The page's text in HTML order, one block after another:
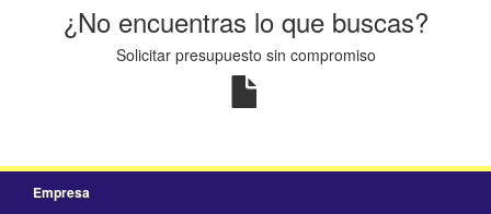
¿No encuentras lo que buscas?
Solicitar presupuesto sin compromiso
Empresa